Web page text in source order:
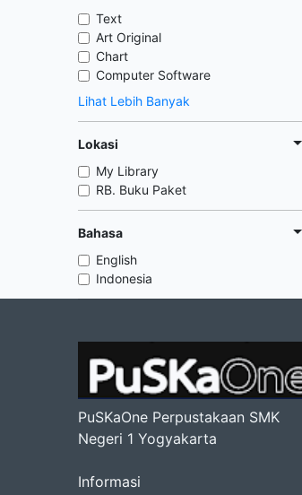
Text
Art Original
Chart
Computer Software
Lihat Lebih Banyak
Lokasi
My Library
RB. Buku Paket
Bahasa
English
Indonesia
PuSKaOne Perpustakaan SMK
Negeri 1 Yogyakarta
Informasi